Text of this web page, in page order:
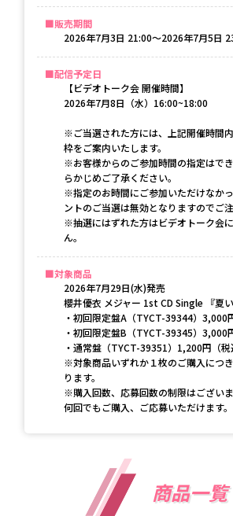
販売期間
2026年7月3日 21:00〜2026年7月5日
配信予定日
【ビデオトーク会 開催時間】
2026年7月8日（水）16:00~18:00
※ご当選された方には、上記開催時間
枠をご案内いたします。
※お客様からのご参加時間の指定はで
らかじめご了承ください。
※指定のお時間にご参加いただけなか
ントのご当選は無効となりますのでご注
※抽選にはずれた方はビデオトーク会
ん。
対象商品
2026年7月29日(水)発売
櫻井優衣 メジャー 1st CD Single 『夏い
・初回限定盤A（TYCT-39344）3,000
・初回限定盤B（TYCT-39345）3,000
・通常盤（TYCT-39351）1,200円（税
※対象商品いずれか１枚のご購入につ
ります。
※購入回数、応募回数の制限はござい
何回でもご購入、ご応募いただけます。
商品一覧